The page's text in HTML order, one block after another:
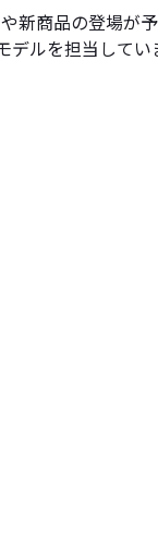
商品の登場が
ルを担当してい